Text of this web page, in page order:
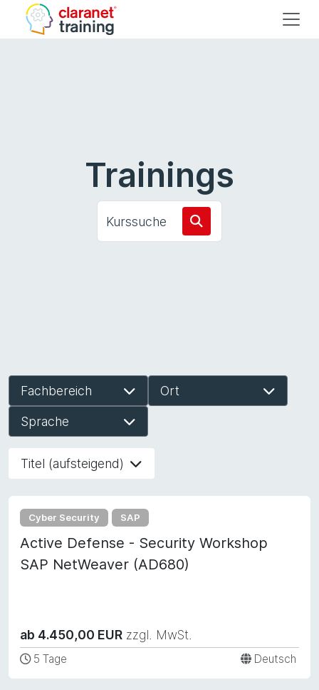
Trainings
Kurssuche
Fachbereich Ort
Sprache
Titel (aufsteigend)
Cyber Security SAP
Active Defense - Security Workshop
SAP NetWeaver (AD680)
ab 4.450,00 EUR zzgl. MwSt.
5 Tage Deutsch